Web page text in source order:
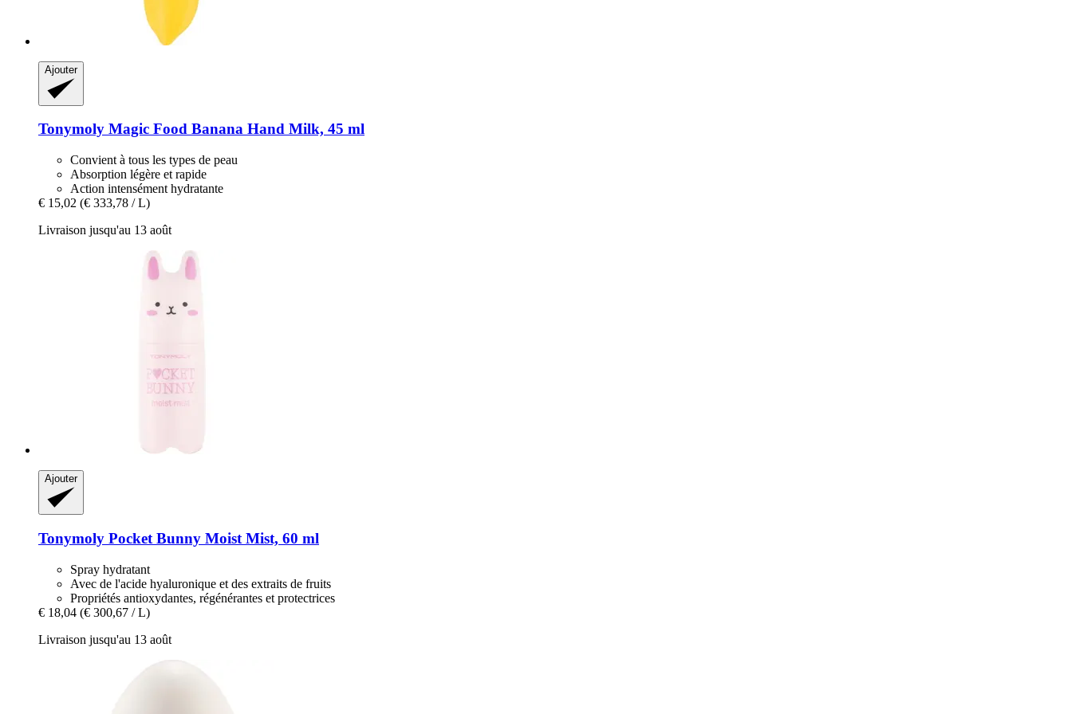
Ajouter
Tonymoly Magic Food Banana Hand Milk, 45 ml
Convient à tous les types de peau
Absorption légère et rapide
Action intensément hydratante
€ 15,02 (€ 333,78 / L)
Livraison jusqu'au 13 août
Ajouter
Tonymoly Pocket Bunny Moist Mist, 60 ml
Spray hydratant
Avec de l'acide hyaluronique et des extraits de fruits
Propriétés antioxydantes, régénérantes et protectrices
€ 18,04 (€ 300,67 / L)
Livraison jusqu'au 13 août